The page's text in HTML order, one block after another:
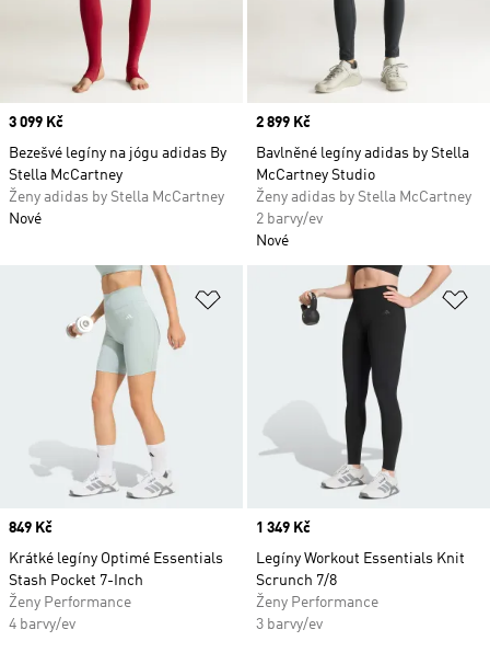
Price
3 099 Kč
Bezešvé legíny na jógu adidas By
Stella McCartney
Ženy adidas by Stella McCartney
Nové
Price
2 899 Kč
Bavlněné legíny adidas by Stella
McCartney Studio
Ženy adidas by Stella McCartney
2 barvy/ev
Nové
Přidat do seznamu přání
Price
849 Kč
Krátké legíny Optimé Essentials
Stash Pocket 7-Inch
Ženy Performance
4 barvy/ev
Price
1 349 Kč
Legíny Workout Essentials Knit
Scrunch 7/8
Ženy Performance
3 barvy/ev